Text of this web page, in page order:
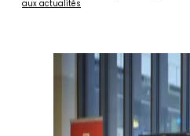
aux actualités